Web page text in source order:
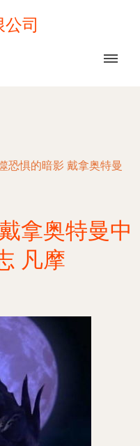
公司
恐惧的暗影 戴拿奥特曼
拿奥特曼中
凡摩